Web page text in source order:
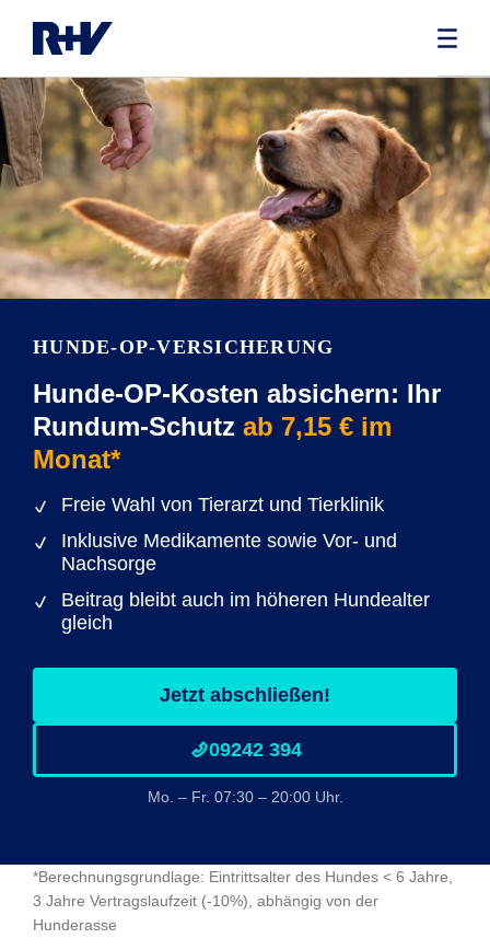
HUNDE-OP-VERSICHERUNG
Hunde-OP-Kosten absichern: Ihr
Rundum-Schutz ab 7,15 € im
Monat*
Freie Wahl von Tierarzt und Tierklinik
Inklusive Medikamente sowie Vor- und
Nachsorge
Beitrag bleibt auch im höheren Hundealter
gleich
Jetzt abschließen!
09242 394
Mo. – Fr. 07:30 – 20:00 Uhr.
*Berechnungsgrundlage: Eintrittsalter des Hundes < 6 Jahre,
3 Jahre Vertragslaufzeit (-10%), abhängig von der
Hunderasse